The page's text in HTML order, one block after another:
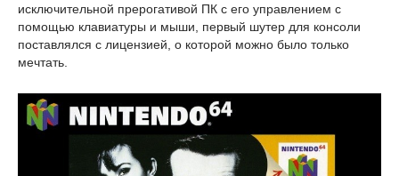
исключительной прерогативой ПК с его управлением с
помощью клавиатуры и мыши, первый шутер для консоли
поставлялся с лицензией, о которой можно было только
мечтать.